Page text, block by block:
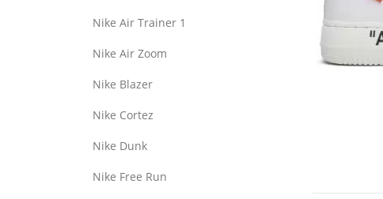
Nike Air Trainer 1
Nike Air Zoom
Nike Blazer
Nike Cortez
Nike Dunk
Nike Free Run